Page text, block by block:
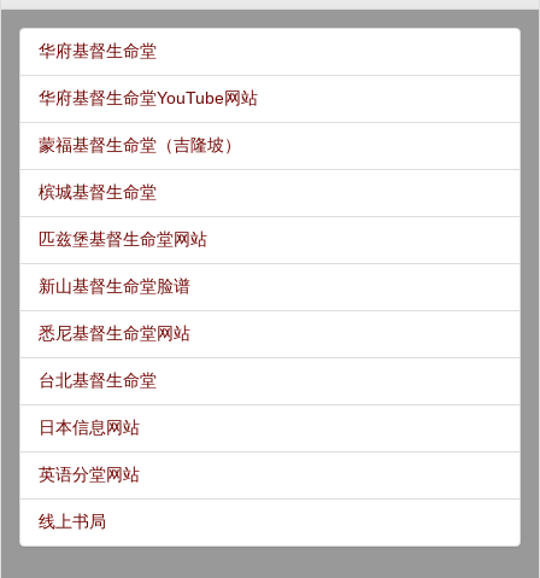
华府基督生命堂
华府基督生命堂YouTube网站
蒙福基督生命堂（吉隆坡）
槟城基督生命堂
匹兹堡基督生命堂网站
新山基督生命堂脸谱
悉尼基督生命堂网站
台北基督生命堂
日本信息网站
英语分堂网站
线上书局